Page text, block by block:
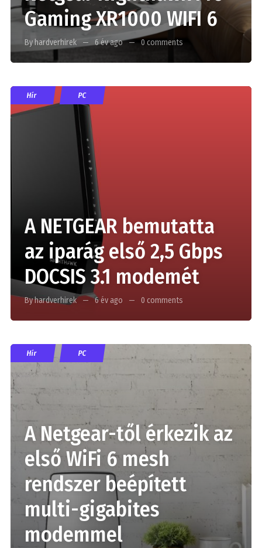
Gaming XR1000 WIFI 6
By hardverhirek 6 év ago 0 comments
Hír PC
A NETGEAR bemutatta
az iparág első 2,5 Gbps
DOCSIS 3.1 modemét
By hardverhirek 6 év ago 0 comments
Hír PC
A Netgear-től érkezik az
első WiFi 6 mesh
rendszer beépített
multi-gigabites
modemmel